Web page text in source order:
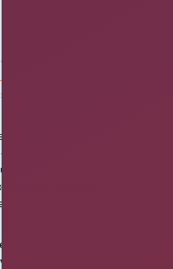
chansons pour le jeu,
le site officiel
sous forme
décompressez les
~/.fretsonfire/songs ». Si
y accèdent, il faut les
» (Vous devez alors
même des chansons,
un éditeur externe (voir